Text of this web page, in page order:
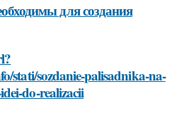
для создания
stati/sozdanie-palisadnika-na-
do-realizacii